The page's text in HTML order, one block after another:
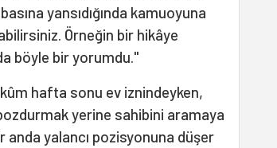
yansıdığında kamuoyuna
Örneğin bir hikâye
böyle bir yorumdu."
hafta sonu ev iznindeyken,
yerine sahibini aramaya
anda yalancı pozisyonuna düşer